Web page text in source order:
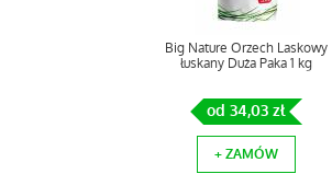
Big Nature Orzech Laskowy
łuskany Duża Paka 1 kg
od 34,03 zł
+ ZAMÓW